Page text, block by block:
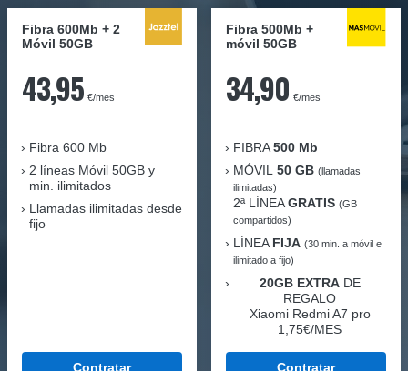
Fibra 600Mb + 2
Móvil 50GB
43,95 €/mes
Fibra 600 Mb
2 líneas Móvil 50GB y
min. ilimitados
Llamadas ilimitadas desde
fijo
Contratar
Fibra 500Mb +
móvil 50GB
34,90 €/mes
FIBRA 500 Mb
MÓVIL 50 GB (llamadas
ilimitadas)
2ª LÍNEAGRATIS (GB
compartidos)
LÍNEA FIJA (30 min. a móvil e
ilimitado a fijo)
20GB EXTRADE
REGALO
Xiaomi Redmi A7 pro
1,75€/MES
Contratar